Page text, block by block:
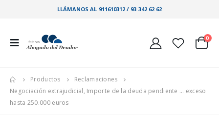
LLÁMANOS AL 911610312 / 93 342 62 62
0
Productos
Reclamaciones
Negociación extrajudicial, Importe de la deuda pendiente … exceso
hasta 250.000 euros